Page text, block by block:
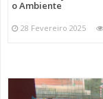
o Ambiente
28 Fevereiro 2025